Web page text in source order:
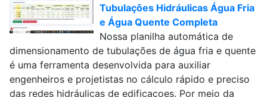
Tubulações Hidráulicas Água Fria
e Água Quente Completa
Nossa planilha automática de
dimensionamento de tubulações de água fria e quente
é uma ferramenta desenvolvida para auxiliar
engenheiros e projetistas no cálculo rápido e preciso
das redes hidráulicas de edificaçoes. Por meio da